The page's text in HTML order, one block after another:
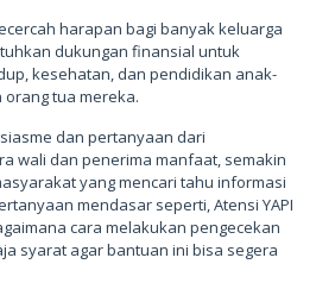
harapan bagi banyak keluarga
dukungan finansial untuk
kesehatan, dan pendidikan anak-
tua mereka.
dan pertanyaan dari
wali dan penerima manfaat, semakin
yang mencari tahu informasi
mendasar seperti, Atensi YAPI
cara melakukan pengecekan
syarat agar bantuan ini bisa segera